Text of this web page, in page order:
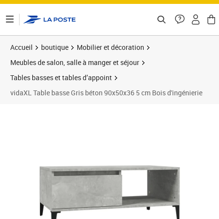
Accueil boutique
Mobilier et décoration
Meubles de salon, salle à manger et séjour
Tables basses et tables d’appoint
vidaXL Table basse Gris béton 90x50x36 5 cm Bois d'ingénierie